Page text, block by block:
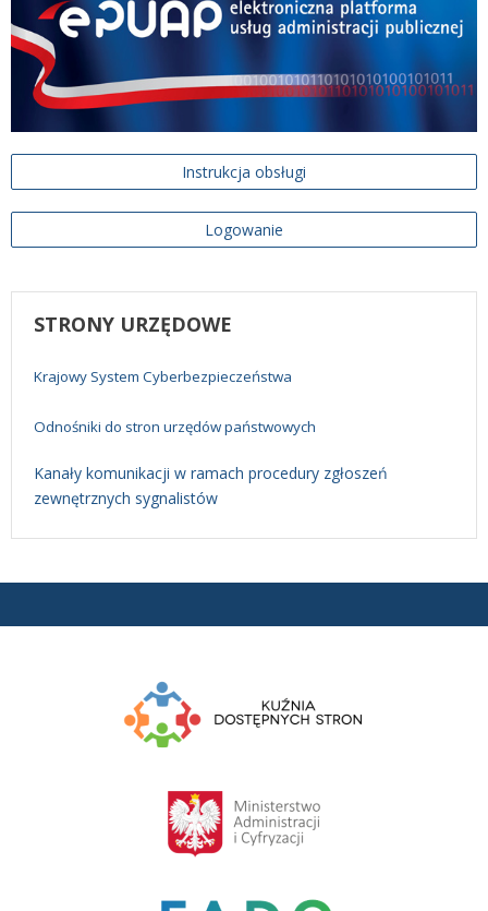
Instrukcja obsługi
Logowanie
STRONY URZĘDOWE
Krajowy System Cyberbezpieczeństwa
Odnośniki do stron urzędów państwowych
Kanały komunikacji w ramach procedury zgłoszeń
zewnętrznych sygnalistów